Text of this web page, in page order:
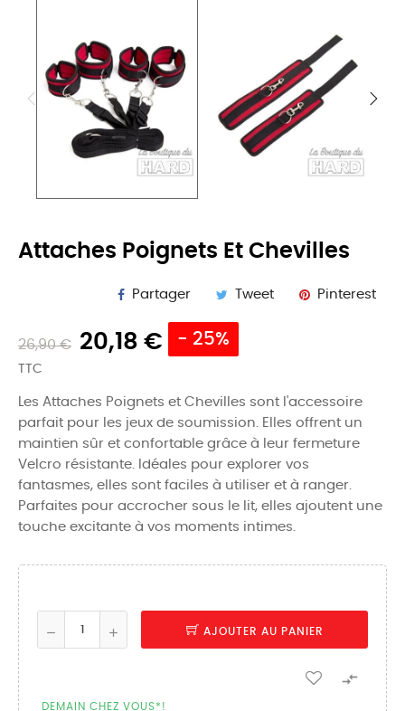
Attaches Poignets Et Chevilles
Partager Tweet Pinterest
26,90 € 20,18 € - 25%
TTC
Les Attaches Poignets et Chevilles sont l'accessoire
parfait pour les jeux de soumission. Elles offrent un
maintien sûr et confortable grâce à leur fermeture
Velcro résistante. Idéales pour explorer vos
fantasmes, elles sont faciles à utiliser et à ranger.
Parfaites pour accrocher sous le lit, elles ajoutent une
touche excitante à vos moments intimes.
AJOUTER AU PANIER

DEMAIN CHEZ VOUS*!